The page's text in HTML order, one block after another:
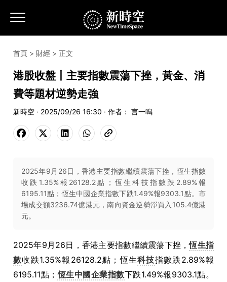
首頁 > 財經 > 正文
港股收盤丨主要指數震蕩下挫，黃金、消
費等題材逆勢走強
新時空 · 2025/09/26 16:30 · 作者： 言一鳴
2025年9月26日，香港主要指數繼續震蕩下挫，恆生指數
收跌1.35%報26128.2點；恆生科技指數跌2.89%報
6195.11點；恆生中國企業指數下跌1.49%報9303.1點。市
場成交額3236.74億港元，南向資金逆勢淨買入105.4億港
元。
2025年9月26日，香港主要指數繼續震蕩下挫，恆生指
數收跌1.35%報26128.2點；恆生科技指數跌2.89%報
6195.11點；恆生中國企業指數下跌1.49%報9303.1點。